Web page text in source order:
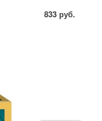
833 руб.